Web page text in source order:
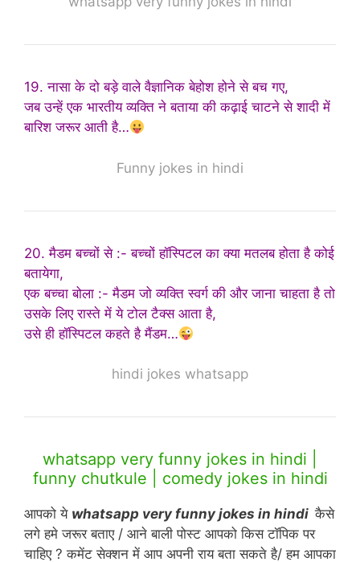
19. नासा के दो बड़े वाले वैज्ञानिक बेहोश होने से बच गए,
जब उन्हें एक भारतीय व्यक्ति ने बताया की कढ़ाई चाटने से शादी में
बारिश जरूर आती है…
Funny jokes in hindi
20. मैडम बच्चों से :- बच्चों हॉस्पिटल का क्या मतलब होता है कोई
बतायेगा,
एक बच्चा बोला :- मैडम जो व्यक्ति स्वर्ग की और जाना चाहता है तो
उसके लिए रास्ते में ये टोल टैक्स आता है,
उसे ही हॉस्पिटल कहते है मैंडम…
hindi jokes whatsapp
whatsapp very funny jokes in hindi |
funny chutkule | comedy jokes in hindi
आपको ये whatsapp very funny jokes in hindiकैसे
लगे हमे जरूर बताए / आने बाली पोस्ट आपको किस टॉपिक पर
चाहिए ? कमेंट सेक्शन में आप अपनी राय बता सकते है/ हम आपका